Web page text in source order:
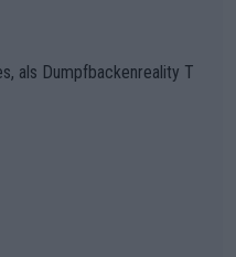
als Dumpfbackenreality T